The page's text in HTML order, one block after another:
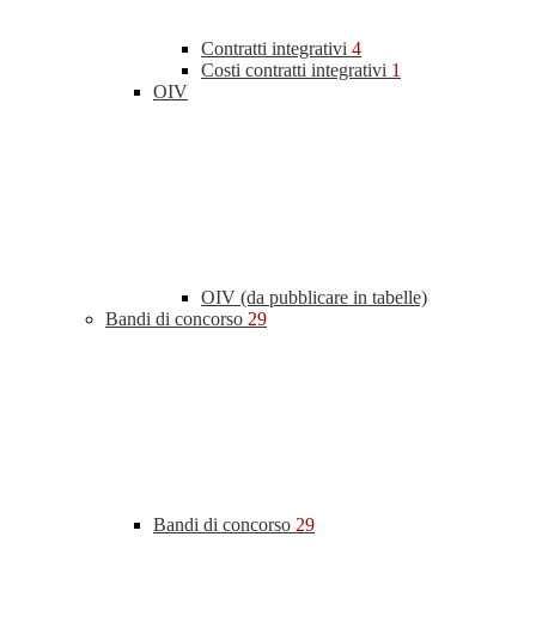
Contratti integrativi 4
Costi contratti integrativi 1
OIV
OIV (da pubblicare in tabelle)
Bandi di concorso 29
Bandi di concorso 29